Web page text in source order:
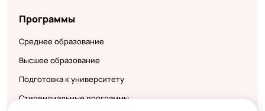
Программы
Среднее образование
Высшее образование
Подготовка к университету
Стипендиальные программы